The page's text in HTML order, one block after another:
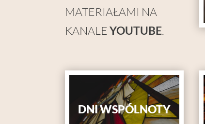
MATERIAŁAMI NA
KANALEYOUTUBE.
DNI WSPÓLNOTY